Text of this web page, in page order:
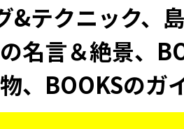
テクニック、島
名言＆絶景、
、BOOKSのガ